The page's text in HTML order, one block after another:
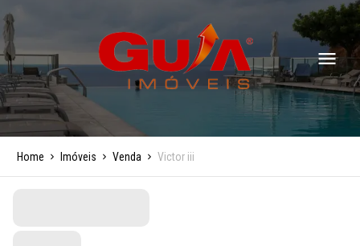
Home Imóveis Venda Victor iii